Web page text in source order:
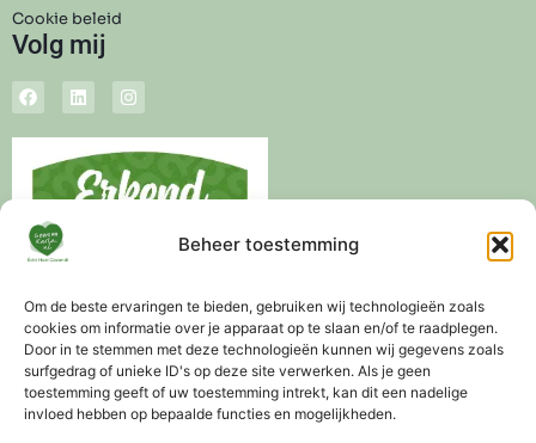
Beheer toestemming
Om de beste ervaringen te bieden, gebruiken wij technologieën zoals
cookies om informatie over je apparaat op te slaan en/of te raadplegen.
Door in te stemmen met deze technologieën kunnen wij gegevens zoals
surfgedrag of unieke ID's op deze site verwerken. Als je geen
toestemming geeft of uw toestemming intrekt, kan dit een nadelige
invloed hebben op bepaalde functies en mogelijkheden.
Cookie beleid
Volg mij